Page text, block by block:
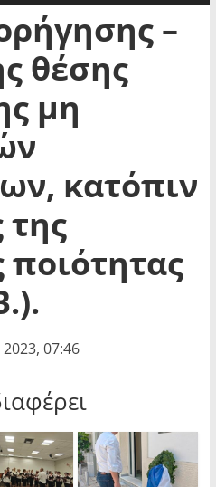
–
θέσης
μη
κατόπιν
της
07:46